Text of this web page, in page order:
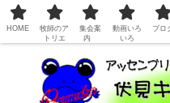
日本アッセンブ
HOME
牧師のア
トリエ
集会案
内
動画いろ
いろ
ブロ